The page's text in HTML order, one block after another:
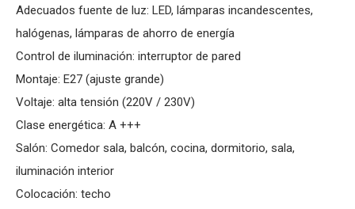
Adecuados fuente de luz: LED, lámparas incandescentes,
halógenas, lámparas de ahorro de energía
Control de iluminación: interruptor de pared
Montaje: E27 (ajuste grande)
Voltaje: alta tensión (220V / 230V)
Clase energética: A +++
Salón: Comedor sala, balcón, cocina, dormitorio, sala,
iluminación interior
Colocación: techo